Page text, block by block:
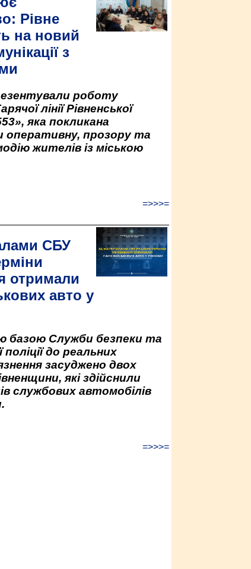
Рівне
на новий
з
роботу
лінії Рівненської
яка покликана
оперативну, прозору та
жителів із міською
=>>>=
СБУ
отримали
авто у
базою Служби безпеки та
поліції до реальних
засуджено двох
які здійснили
службових автомобілів
=>>>=